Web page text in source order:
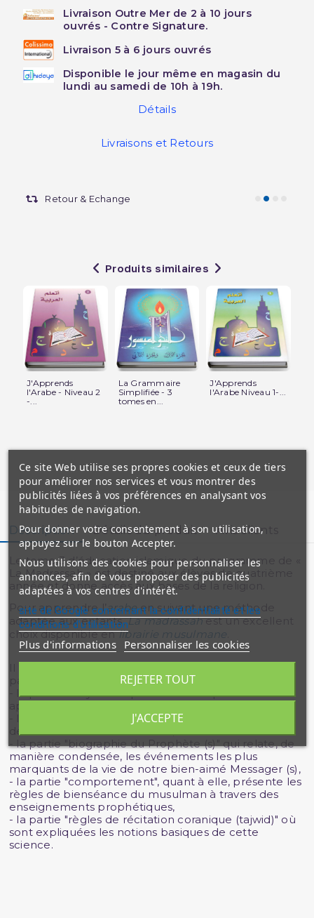
Livraison Outre Mer de 2 à 10 jours
ouvrés - Contre Signature.
Livraison 5 à 6 jours ouvrés
Disponible le jour même en magasin du
lundi au samedi de 10h à 19h.
Détails
Livraisons et Retours
Retour & Echange
Produits similaires
J'Apprends
l'Arabe - Niveau 2
-...
La Grammaire
Simplifiée - 3
tomes en...
J'Apprends
l'Arabe Niveau 1-...
Description Détails du produit Avis clients
Le tome 3 d’éducation islamique du programme de «
La Madrassah » est destiné aux élèves de quatrième
année et donne accès aux bases de la religion.
Pour apprendre l’arabeen suivant une méthode
adaptée aux enfants,La madrassahest un excellent
choix disponible enlibrairie musulmane
- la partie "croyance" qui traite de l’explication
- la partie "adoration" où les piliers de l’Islam sont
détaillés selon l’école Malikite,
- la partie "biographie du Prophète (s)" qui relate, de
manière condensée, les événements les plus
marquants de la vie de notre bien-aimé Messager (s),
- la partie "comportement", quant à elle, présente les
règles de bienséance du musulman à travers des
enseignements prophétiques,
- la partie "règles de récitation coranique (tajwid)" où
sont expliquées les notions basiques de cette
science.
Ce site Web utilise ses propres cookies et ceux de tiers
pour améliorer nos services et vous montrer des
publicités liées à vos préférences en analysant vos
habitudes de navigation.
Pour donner votre consentement à son utilisation,
appuyez sur le bouton Accepter.
Nous utilisons des cookies pour personnaliser les
annonces, afin de vous proposer des publicités
adaptées à vos centres d'intérêt.
site de Google concernant la confidentialité et les
conditions d'utilisation
Plus d'informations Personnaliser les cookies
REJETER TOUT
J'ACCEPTE